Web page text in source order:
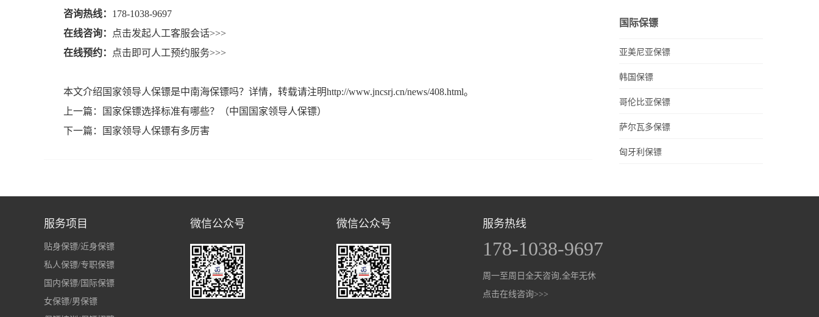
咨询热线： 178-1038-9697
在线咨询：
点击发起人工客服会话>>>
在线预约：
点击即可人工预约服务>>>
本文介绍国家领导人保镖是中南海保镖吗？详情，转载请注明http://www.jncsrj.cn/news/408.html。
上一篇：
国家保镖选择标准有哪些？（中国国家领导人保镖）
下一篇：
国家领导人保镖有多厉害
国际保镖
亚美尼亚保镖
韩国保镖
哥伦比亚保镖
萨尔瓦多保镖
匈牙利保镖
服务项目
贴身保镖/近身保镖
私人保镖/专职保镖
国内保镖/国际保镖
女保镖/男保镖
微信公众号 微信公众号 服务热线
178-1038-9697
周一至周日全天咨询,全年无休
点击在线咨询>>>